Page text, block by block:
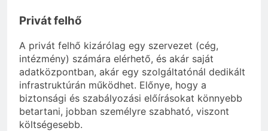
Privát felhő
A privát felhő kizárólag egy szervezet (cég,
intézmény) számára elérhető, és akár saját
adatközpontban, akár egy szolgáltatónál dedikált
infrastruktúrán működhet. Előnye, hogy a
biztonsági és szabályozási előírásokat könnyebb
betartani, jobban személyre szabható, viszont
költségesebb.